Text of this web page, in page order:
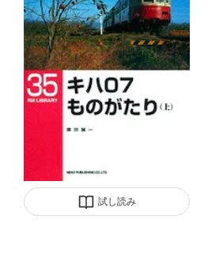
試し読み